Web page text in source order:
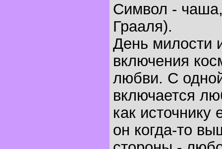
Символ -
Грааля).
День милости
включения
любви. С
включается
как источнику
он когда-то